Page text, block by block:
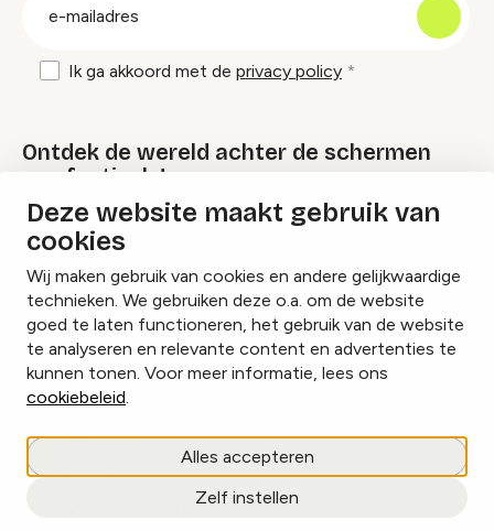
Deze website maakt gebruik van
cookies
Wij maken gebruik van cookies en andere gelijkwaardige
technieken. We gebruiken deze o.a. om de website
goed te laten functioneren, het gebruik van de website
te analyseren en relevante content en advertenties te
kunnen tonen. Voor meer informatie, lees ons
cookiebeleid.
Alles accepteren
Zelf instellen
Ik ga akkoord met de privacy policy
Ontdek de wereld achter de schermen
van festivals!
Lees onze Festival Specials
InstagramFacebookLinkedIn
Cookies beheren
Privacy policy
copyright © 2026 Eventbranche.nl